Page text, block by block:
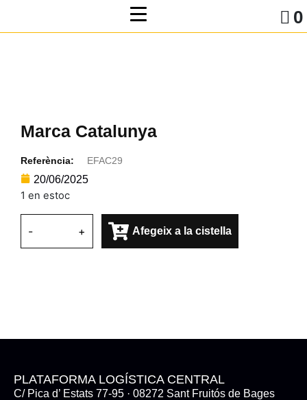
0
Marca Catalunya
Referència: EFAC29
20/06/2025
1 en estoc
- + Afegeix a la cistella
PLATAFORMA LOGÍSTICA CENTRAL
C/ Pica d’ Estats 77-95 · 08272 Sant Fruitós de Bages